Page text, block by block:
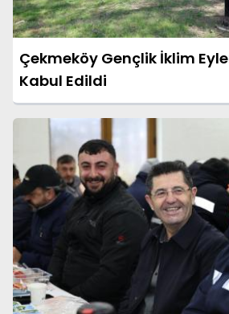
Çekmeköy Gençlik İklim
Kabul Edildi